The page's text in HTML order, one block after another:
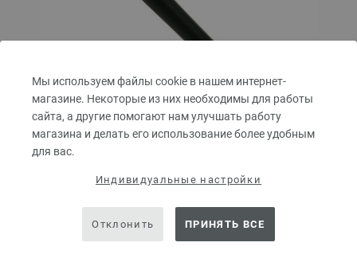
Мы используем файлы cookie в нашем интернет-
магазине. Некоторые из них необходимы для работы
сайта, а другие помогают нам улучшать работу
магазина и делать его использование более удобным
для вас.
Индивидуальные настройки
Отклонить ПРИНЯТЬ ВСЕ
Крючок алюминиевый с мягкой ручкой № 4,5
Размер крючка — 4,5 мм, длина — 15 см.